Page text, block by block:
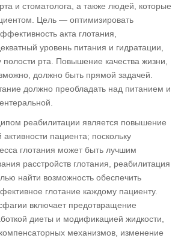
и стоматолога, а также людей, которые
Цель — оптимизировать
акта глотания,
уровень питания и гидратации,
полости рта. Повышение качества жизни,
должно быть прямой задачей.
должно преобладать над питанием и
реабилитации является повышение
пациента; поскольку
глотания может быть лучшим
расстройств глотания, реабилитация
найти возможность обеспечить
глотание каждому пациенту.
включает предотвращение
диеты и модификацией жидкости,
механизмов, изменение